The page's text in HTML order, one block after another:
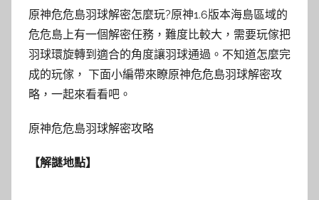
原神危危島羽球解密怎麼玩?原神1.6版本海島區域的
危危島上有一個解密任務，難度比較大，需要玩傢把
羽球環旋轉到適合的角度讓羽球通過。不知道怎麼完
成的玩傢， 下面小編帶來瞭原神危危島羽球解密攻
略，一起來看看吧。
原神危危島羽球解密攻略
【解謎地點】